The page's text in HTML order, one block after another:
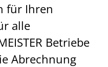
für Ihren
alle
Betriebe
Abrechnung